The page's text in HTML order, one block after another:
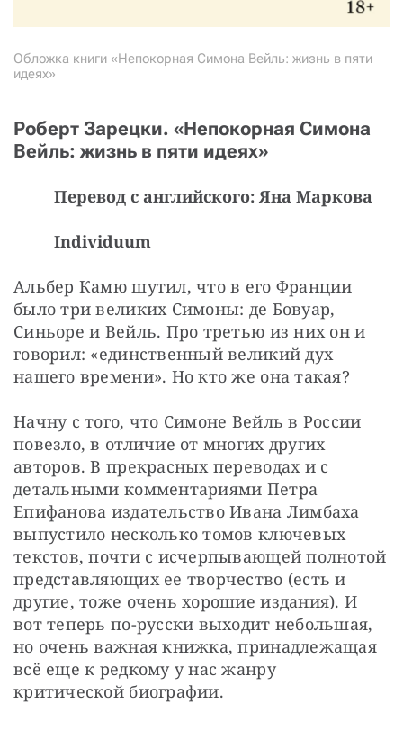
Обложка книги «Непокорная Симона Вейль: жизнь в пяти
идеях»
Роберт Зарецки. «Непокорная Симона
Вейль: жизнь в пяти идеях»
Перевод с английского: Яна Маркова
Individuum
Альбер Камю шутил, что в его Франции
было три великих Симоны: де Бовуар,
Синьоре и Вейль. Про третью из них он и
говорил: «единственный великий дух
нашего времени». Но кто же она такая?
Начну с того, что Симоне Вейль в России
повезло, в отличие от многих других
авторов. В прекрасных переводах и с
детальными комментариями Петра
Епифанова издательство Ивана Лимбаха
выпустило несколько томов ключевых
текстов, почти с исчерпывающей полнотой
представляющих ее творчество (есть и
другие, тоже очень хорошие издания). И
вот теперь по-русски выходит небольшая,
но очень важная книжка, принадлежащая
всё еще к редкому у нас жанру
критической биографии.